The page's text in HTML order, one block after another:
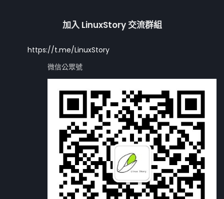
加入 LinuxStory 交流群組
https://t.me/LinuxStory
微信公眾號